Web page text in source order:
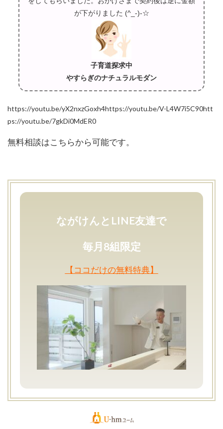
が下がりました (^_-)-☆
子育道探求中
やすらぎのナチュラルモダン
https://youtu.be/yX2nxzGoxh4https://youtu.be/V-L4W7i5C90htt
ps://youtu.be/7gkDi0MdER0
無料相談はこちらから可能です。
ながけんとLINE友達で
毎月8組限定
【ココだけの無料特典】